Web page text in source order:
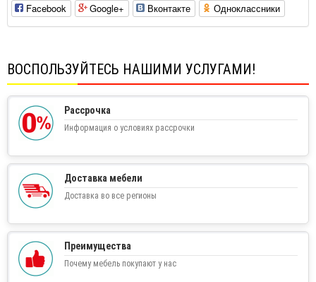
Facebook Google+ Вконтакте Одноклассники
ВОСПОЛЬЗУЙТЕСЬ НАШИМИ УСЛУГАМИ!
Рассрочка
Информация о условиях рассрочки
Доставка мебели
Доставка во все регионы
Преимущества
Почему мебель покупают у нас